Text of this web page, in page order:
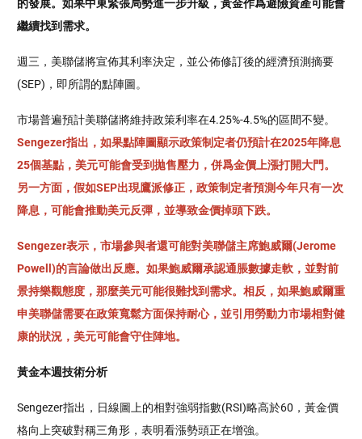
的發展。如果中東緊張局勢進一步升級，黃金作爲避險資產可能會
繼續找到需求。
週三，美聯儲將宣佈其利率決定，並公佈修訂後的經濟預測摘要
(SEP)，即所謂的點陣圖。
市場普遍預計美聯儲將維持政策利率在4.25%-4.5%的區間不變。
Sengezer指出，如果點陣圖顯示政策制定者仍預計在2025年降息
25個基點，美元可能會受到拋售壓力，併爲金價上漲打開大門。
另一方面，假如SEP出現鷹派修正，政策制定者預測今年只有一次
降息，可能會推動美元反彈，並導致金價掉頭下跌。
Sengezer表示，市場參與者還可能對美聯儲主席鮑威爾(Jerome
Powell)的言論做出反應。如果鮑威爾承認通脹數據走軟，並對前
景持樂觀態度，那麼美元可能很難找到需求。相反，如果鮑威爾重
申美聯儲需要在政策寬鬆方面保持耐心，並引用勞動力市場相對健
康的狀況，美元可能會守住陣地。
黃金本週技術分析
Sengezer指出，日線圖上的相對強弱指數(RSI)略高於60，黃金價
格向上突破對稱三角形，表明看漲勢頭正在增強。